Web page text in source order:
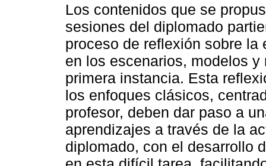
Los contenidos que se
sesiones del diplomado
proceso de reflexión sobre
en los escenarios, modelos
primera instancia. Esta
los enfoques clásicos,
profesor, deben dar paso a
aprendizajes a través de la
diplomado, con el desarrollo